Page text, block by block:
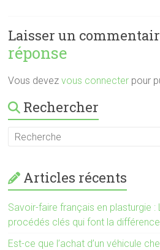
Laisser un
réponse
Vous devezvous connecter pour
Rechercher
Articles récents
Savoir-faire français en plasturgie
procédés clés qui font la
Est-ce que l’achat d’un véhicule